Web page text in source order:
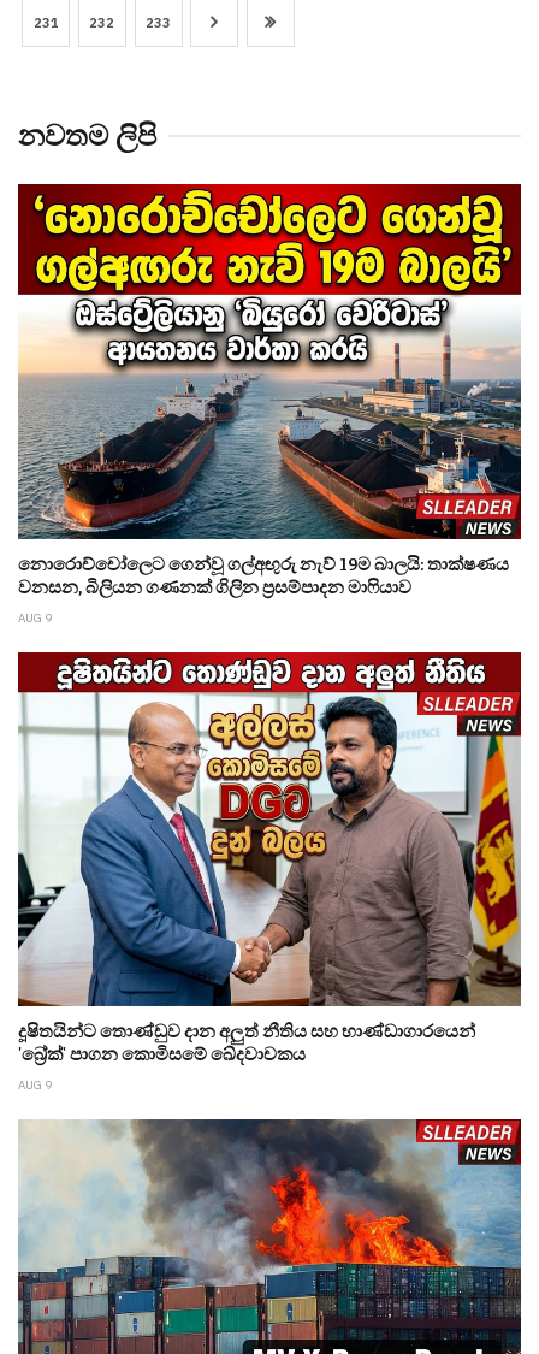
231 232 233
නවතම ලිපි
නොරොච්චෝලෙට ගෙන්වූ ගල්අඟුරු නැව් 19ම බාලයි: තාක්ෂණය
වනසන, බිලියන ගණනක් ගිලින ප්‍රසම්පාදන මාෆියාව
AUG 9
දූෂිතයින්ට තොණ්ඩුව දාන අලුත් නීතිය සහ භාණ්ඩාගාරයෙන්
'බ්‍රේක්' පාගන කොමිසමේ ඛේදවාචකය
AUG 9